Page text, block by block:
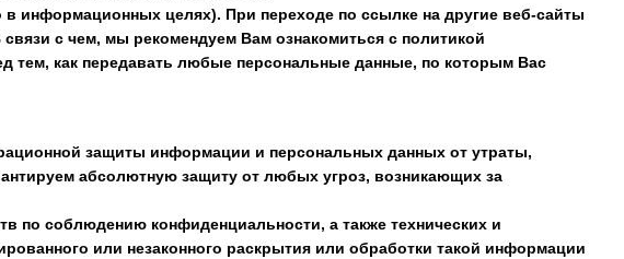
информационных целях). При переходе по ссылке на другие веб-сайты
с чем, мы рекомендуем Вам ознакомиться с политикой
тем, как передавать любые персональные данные, по которым Вас
защиты информации и персональных данных от утраты,
абсолютную защиту от любых угроз, возникающих за
по соблюдению конфиденциальности, а также технических и
или незаконного раскрытия или обработки такой информации